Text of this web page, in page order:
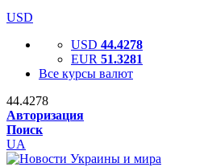
USD
USD 44.4278
EUR 51.3281
Все курсы валют
44.4278
Авторизация
Поиск
UA